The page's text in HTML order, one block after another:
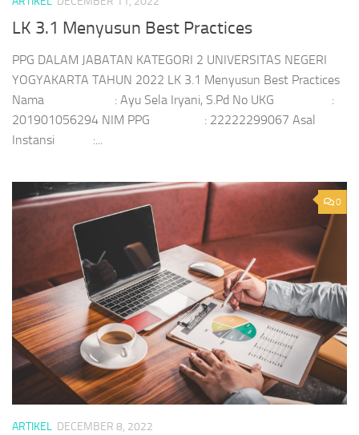
LK 3.1 Menyusun Best Practices
PPG DALAM JABATAN KATEGORI 2 UNIVERSITAS NEGERI
YOGYAKARTA TAHUN 2022 LK 3.1 Menyusun Best Practices
Nama : Ayu Sela Iryani, S.Pd No UKG :
201901056294 NIM PPG : 22222299067 Asal
Instansi :...
0
ARTIKEL DECEMBER 8, 2022